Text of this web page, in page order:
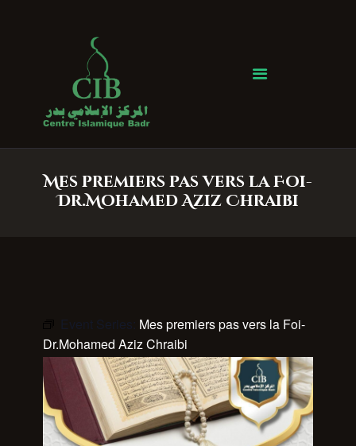
Mes premiers pas vers la Foi-
Dr.Mohamed Aziz Chraibi
Centre Islamique Badr
Accueil
À propos
Services
Faire un don
Event Series: Mes premiers pas vers la Foi-
Dr.Mohamed Aziz Chraibi